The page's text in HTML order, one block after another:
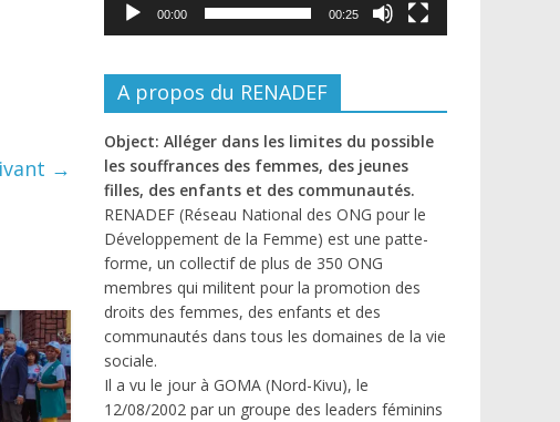
→
00:00 00:25
A propos du RENADEF
Object: Alléger dans les limites du possible
les souffrances des femmes, des jeunes
filles, des enfants et des communautés.
RENADEF (Réseau National des ONG pour le
Développement de la Femme) est une patte-
forme, un collectif de plus de 350 ONG
membres qui militent pour la promotion des
droits des femmes, des enfants et des
communautés dans tous les domaines de la vie
sociale.
Il a vu le jour à GOMA (Nord-Kivu), le
12/08/2002 par un groupe des leaders féminins